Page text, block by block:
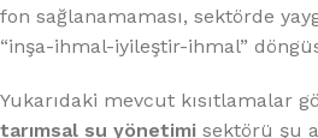
fon sağlanamaması, sektörde
“inşa-ihmal-iyileştir-ihmal”
Yukarıdaki mevcut kısıtlamalar
tarımsal su yönetimi sektörü şu